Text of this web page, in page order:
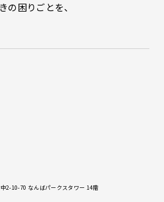
の困りごとを、
2-10-70 なんばパークスタワー 14階